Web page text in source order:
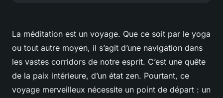
La méditation est un voyage. Que ce soit par le yoga
ou tout autre moyen, il s’agit d’une navigation dans
les vastes corridors de notre esprit. C’est une quête
de la paix intérieure, d’un état zen. Pourtant, ce
voyage merveilleux nécessite un point de départ : un